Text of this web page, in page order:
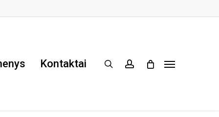
Kontaktai searchaccountMenu